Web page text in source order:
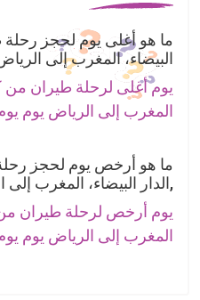
ما هو أغلى يوم لحجز رحلة
البيضاء، المغرب إلى
يوم أغلى لرحلة طيران من
المغرب إلى الرياض يوم
ما هو أرخص يوم لحجز رحلة
,الدار البيضاء، المغرب إلى
يوم أرخص لرحلة طيران من
المغرب إلى الرياض يوم